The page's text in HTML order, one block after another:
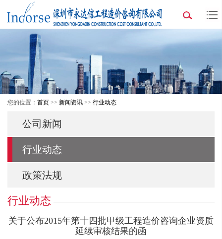
您的位置： 首页 >> 新闻资讯 >> 行业动态
公司新闻
行业动态
政策法规
行业动态
关于公布2015年第十四批甲级工程造价咨询企业资质
延续审核结果的函